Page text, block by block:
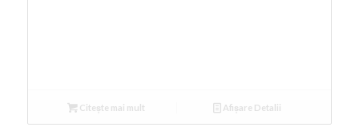
Citește mai mult Afișare Detalii